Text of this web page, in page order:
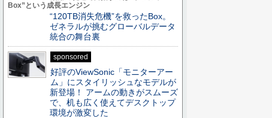
Box”という成長エンジン
“120TB消失危機”を救ったBox。
ゼネラルが挑むグローバルデータ
統合の舞台裏
sponsored
好評のViewSonic「モニターアー
ム」にスタイリッシュなモデルが
新登場！ アームの動きがスムーズ
で、机も広く使えてデスクトップ
環境が激変した